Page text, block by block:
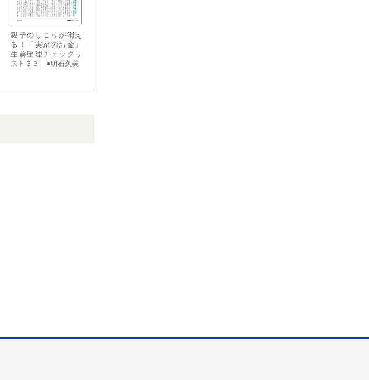
親子のしこりが消え
る！「実家のお金」
生前整理チェックリ
スト３３ ●明石久美